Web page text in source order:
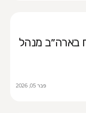
בארה״ב מנהל
פבר 05, 2026